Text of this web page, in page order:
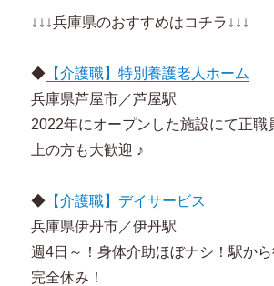
↓↓↓兵庫県のおすすめはコチラ↓↓↓
◆ 【介護職】特別養護老人ホーム
兵庫県芦屋市／芦屋駅
2022年にオープンした施設にて正職
上の方も大歓迎 ♪
◆ 【介護職】デイサービス
兵庫県伊丹市／伊丹駅
週4日～！身体介助ほぼナシ！駅か
完全休み！